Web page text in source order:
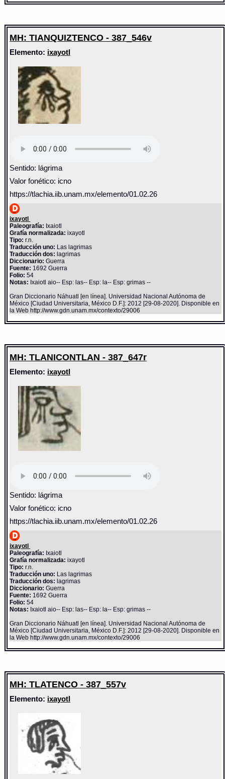
MH: TIANQUIZTENCO - 387_546v
Elemento: ixayotl
Sentido: lágrima
Valor fonético: icno
https://tlachia.iib.unam.mx/elemento/01.02.26
ixayotl
Paleografía: Ixaiotl
Grafía normalizada: ixayotl
Tipo: r.n.
Traducción uno: Las lagrimas
Traducción dos: lagrimas
Diccionario:Guerra
Fuente: 1692 Guerra
Folio: 54
Notas: Ixaiotl aio-- Esp: las-- Esp: la-- Esp: grimas --
Gran Diccionario Náhuatl [en línea]. Universidad Nacional Autónoma de
México [Ciudad Universitaria, México D.F.]: 2012 [29-08-2020]. Disponible en
la Web http://www.gdn.unam.mx/contexto/29006
MH: TLANICONTLAN - 387_647r
Elemento: ixayotl
Sentido: lágrima
Valor fonético: icno
https://tlachia.iib.unam.mx/elemento/01.02.26
ixayotl
Paleografía: Ixaiotl
Grafía normalizada: ixayotl
Tipo: r.n.
Traducción uno: Las lagrimas
Traducción dos: lagrimas
Diccionario:Guerra
Fuente: 1692 Guerra
Folio: 54
Notas: Ixaiotl aio-- Esp: las-- Esp: la-- Esp: grimas --
Gran Diccionario Náhuatl [en línea]. Universidad Nacional Autónoma de
México [Ciudad Universitaria, México D.F.]: 2012 [29-08-2020]. Disponible en
la Web http://www.gdn.unam.mx/contexto/29006
MH: TLATENCO - 387_557v
Elemento: ixayotl